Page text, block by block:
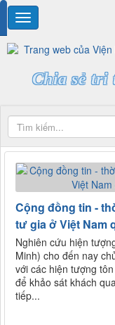
Chia sẻ tri
Cộng đồng tin -
tư gia ở Việt Nam
Nghiên cứu hiện
Minh) cho đến nay
với các hiện tượng
để khảo sát khách
tiếp...